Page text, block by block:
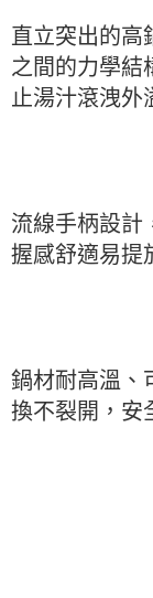
直立突出的高
之間的力學結
止湯汁滾洩外
流線手柄設計
握感舒適易提
鍋材耐高溫、
換不裂開，安